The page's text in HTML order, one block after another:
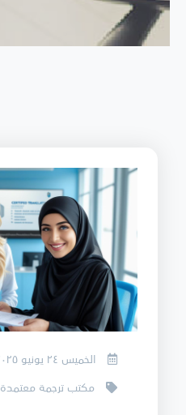
الخميس ٢٤ يونيو ٢٠٢٥
مكتب ترجمة معتمدة